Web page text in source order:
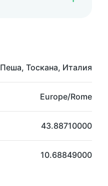
Пеша, Тоскана, Италия
Europe/Rome
43.88710000
10.68849000